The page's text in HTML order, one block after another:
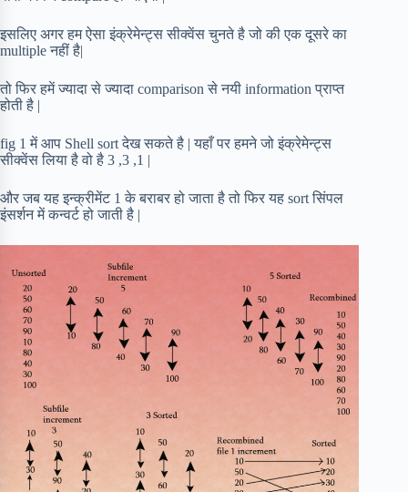
इसलिए अगर हम ऐसा इंक्रेमेन्ट्स सीक्वेंस चुनते है जो की एक दूसरे का
multiple नहीं है|
तो फिर हमें ज्यादा से ज्यादा comparison से नयी information प्राप्त
होती है |
fig 1 में आप Shell sort देख सकते है | यहाँ पर हमने जो इंक्रेमेन्ट्स
सीक्वेंस लिया है वो है 3 ,3 ,1 |
और जब यह इन्क्रीमेंट 1 के बराबर हो जाता है तो फिर यह sort सिंपल
इंसर्शन में कन्वर्ट हो जाती है |